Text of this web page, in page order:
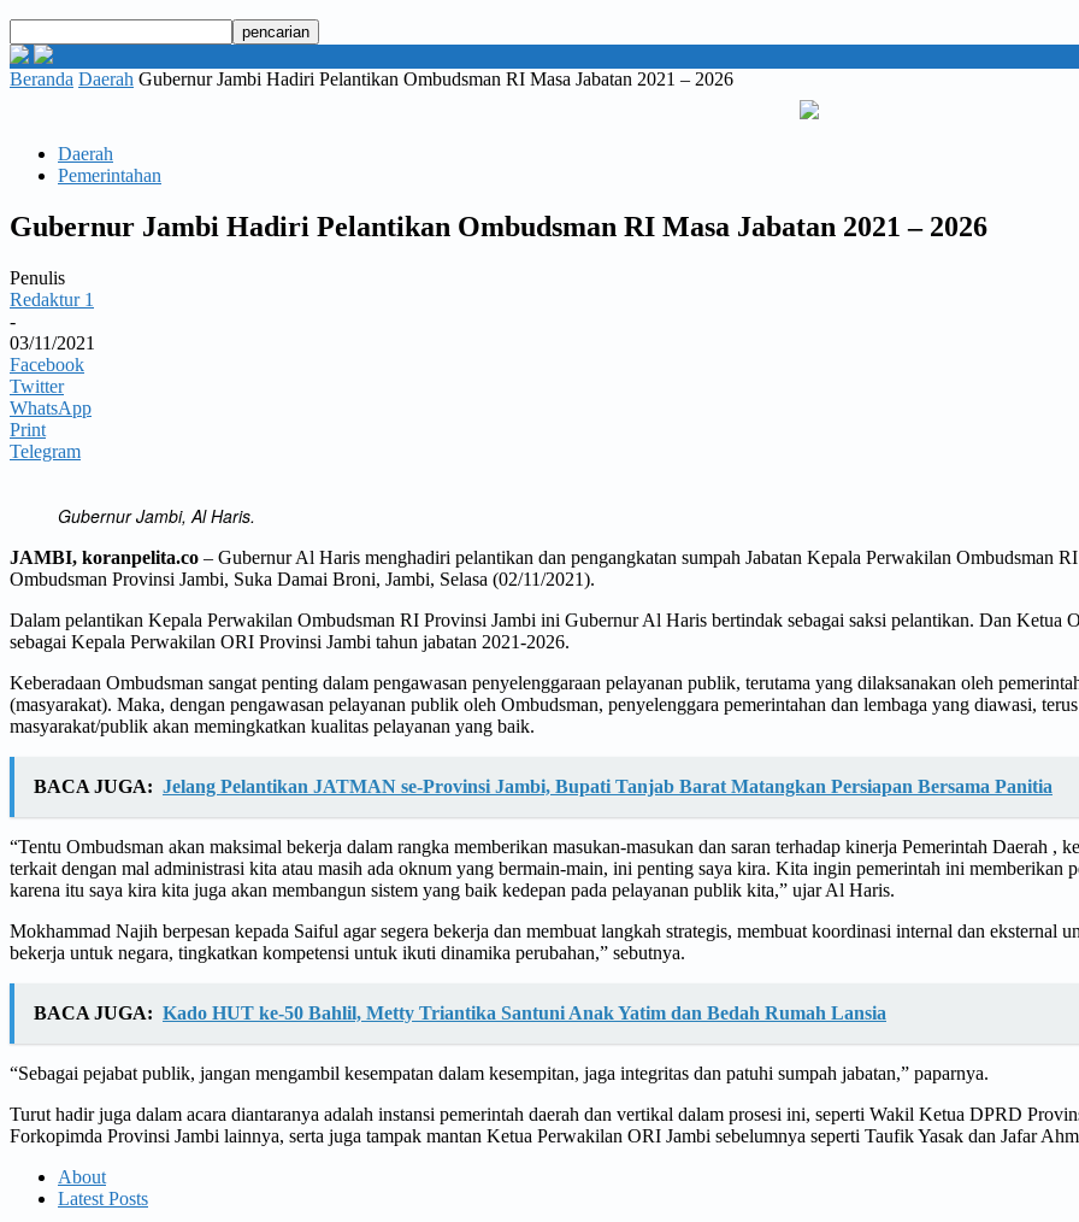
Beranda Daerah Gubernur Jambi Hadiri Pelantikan Ombudsman RI Masa Jabatan 2021 – 2026
Daerah
Pemerintahan
Gubernur Jambi Hadiri Pelantikan Ombudsman RI Masa Jabatan 2021 – 2026
Penulis
Redaktur 1
-
03/11/2021
Facebook
Twitter
WhatsApp
Print
Telegram
Gubernur Jambi, Al Haris.
JAMBI, koranpelita.co – Gubernur Al Haris menghadiri pelantikan dan pengangkatan sumpah Jabatan Kepala Perwakilan Ombudsman
Ombudsman Provinsi Jambi, Suka Damai Broni, Jambi, Selasa (02/11/2021).
Dalam pelantikan Kepala Perwakilan Ombudsman RI Provinsi Jambi ini Gubernur Al Haris bertindak sebagai saksi pelantikan. Dan
sebagai Kepala Perwakilan ORI Provinsi Jambi tahun jabatan 2021-2026.
Keberadaan Ombudsman sangat penting dalam pengawasan penyelenggaraan pelayanan publik, terutama yang dilaksanakan oleh
(masyarakat). Maka, dengan pengawasan pelayanan publik oleh Ombudsman, penyelenggara pemerintahan dan lembaga yang diawasi,
masyarakat/publik akan memingkatkan kualitas pelayanan yang baik.
BACA JUGA: Jelang Pelantikan JATMAN se-Provinsi Jambi, Bupati Tanjab Barat Matangkan Persiapan Bersama Panitia
“Tentu Ombudsman akan maksimal bekerja dalam rangka memberikan masukan-masukan dan saran terhadap kinerja Pemerintah Daerah ,
terkait dengan mal administrasi kita atau masih ada oknum yang bermain-main, ini penting saya kira. Kita ingin pemerintah ini memberikan
karena itu saya kira kita juga akan membangun sistem yang baik kedepan pada pelayanan publik kita,” ujar Al Haris.
Mokhammad Najih berpesan kepada Saiful agar segera bekerja dan membuat langkah strategis, membuat koordinasi internal dan
bekerja untuk negara, tingkatkan kompetensi untuk ikuti dinamika perubahan,” sebutnya.
BACA JUGA: Kado HUT ke-50 Bahlil, Metty Triantika Santuni Anak Yatim dan Bedah Rumah Lansia
“Sebagai pejabat publik, jangan mengambil kesempatan dalam kesempitan, jaga integritas dan patuhi sumpah jabatan,” paparnya.
Turut hadir juga dalam acara diantaranya adalah instansi pemerintah daerah dan vertikal dalam prosesi ini, seperti Wakil Ketua DPRD
Forkopimda Provinsi Jambi lainnya, serta juga tampak mantan Ketua Perwakilan ORI Jambi sebelumnya seperti Taufik Yasak dan Jafar
About
Latest Posts